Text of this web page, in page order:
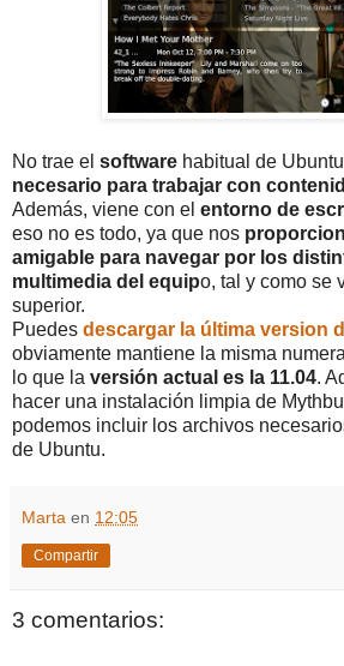
No trae el software habitual de
necesario para trabajar con
Además, viene con el entorno de
eso no es todo, ya que nos
amigable para navegar por los
multimedia del equipo, tal y como se
superior.
Puedes descargar la última version
obviamente mantiene la misma
lo que la versión actual es la 11.04.
hacer una instalación limpia de
podemos incluir los archivos
de Ubuntu.
Marta en 12:05
Compartir
3 comentarios: